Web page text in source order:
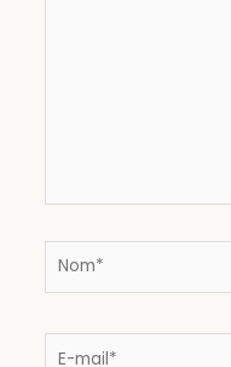
Nom*
E-